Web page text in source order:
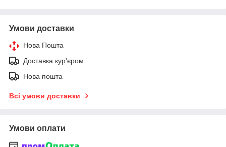
Умови доставки
Нова Пошта
Доставка кур'єром
Нова пошта
Всі умови доставки
Умови оплати